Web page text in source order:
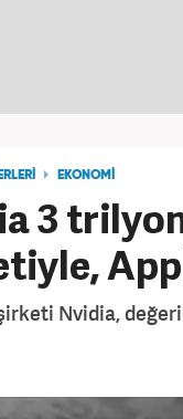
EKONOMİ
3
Nvidia,